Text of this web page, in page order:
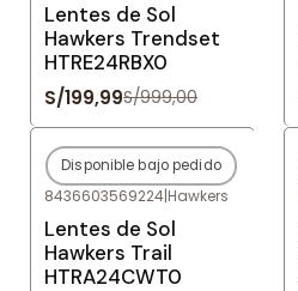
Lentes de Sol
Hawkers Trendset
HTRE24RBX0
S/199,99S/999,00
-80%OFF
Agotado
Disponible bajo pedido
8436603569224|Hawkers
Lentes de Sol
Hawkers Trail
HTRA24CWT0